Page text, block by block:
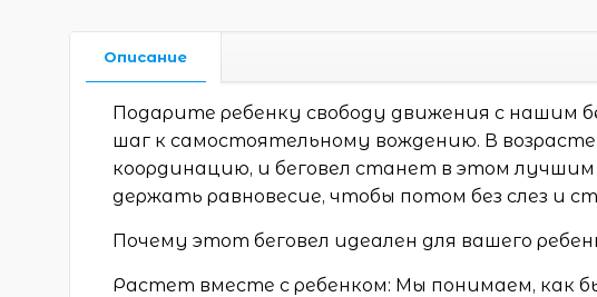
Описание
Подарите ребенку свободу движения с нашим
шаг к самостоятельному вождению. В
координацию, и беговел станет в этом
держать равновесие, чтобы потом без слез и
Почему этот беговел идеален для вашего
Растет вместе с ребенком: Мы понимаем, как